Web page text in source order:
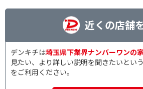
近くの店舗
デンキチは埼玉県下業界ナンバーワンの
見たい、より詳しい説明を聞きたいとい
をご利用ください。